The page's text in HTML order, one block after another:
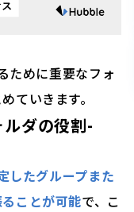
ために重要なフォ
ていきます。
ダの役割-
したグループまた
ことが可能で、こ